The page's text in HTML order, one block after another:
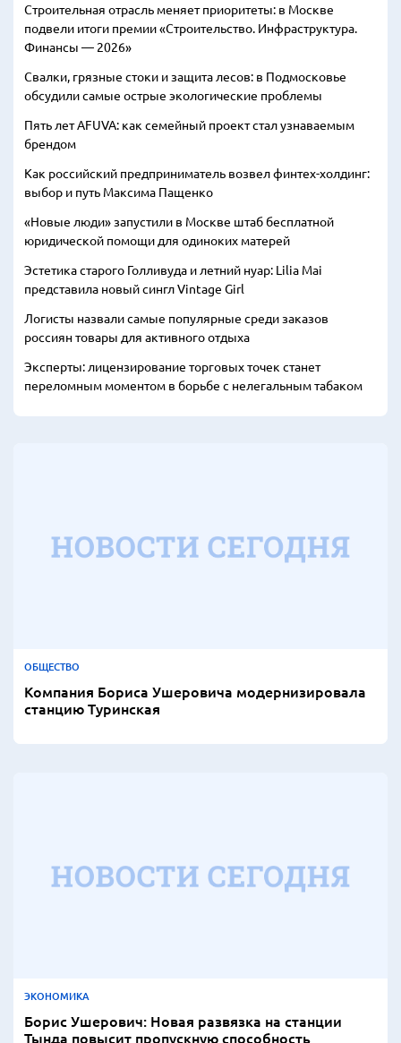
Строительная отрасль меняет приоритеты: в Москве
подвели итоги премии «Строительство. Инфраструктура.
Финансы — 2026»
Свалки, грязные стоки и защита лесов: в Подмосковье
обсудили самые острые экологические проблемы
Пять лет AFUVA: как семейный проект стал узнаваемым
брендом
Как российский предприниматель возвел финтех-холдинг:
выбор и путь Максима Пащенко
«Новые люди» запустили в Москве штаб бесплатной
юридической помощи для одиноких матерей
Эстетика старого Голливуда и летний нуар: Lilia Mai
представила новый сингл Vintage Girl
Логисты назвали самые популярные среди заказов
россиян товары для активного отдыха
Эксперты: лицензирование торговых точек станет
переломным моментом в борьбе с нелегальным табаком
ОБЩЕСТВО
Компания Бориса Ушеровича модернизировала
станцию Туринская
ЭКОНОМИКА
Борис Ушерович: Новая развязка на станции
Тында повысит пропускную способность